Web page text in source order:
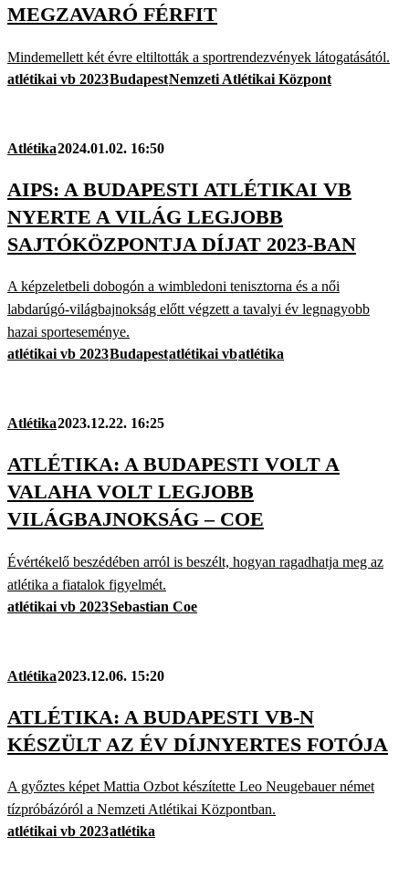
MEGZAVARÓ FÉRFIT
Mindemellett két évre eltiltották a sportrendezvények látogatásától.
atlétikai vb 2023BudapestNemzeti Atlétikai Központ
Atlétika2024.01.02. 16:50
AIPS: A BUDAPESTI ATLÉTIKAI VB
NYERTE A VILÁG LEGJOBB
SAJTÓKÖZPONTJA DÍJAT 2023-BAN
A képzeletbeli dobogón a wimbledoni tenisztorna és a női
labdarúgó-világbajnokság előtt végzett a tavalyi év legnagyobb
hazai sporteseménye.
atlétikai vb 2023Budapestatlétikai vbatlétika
Atlétika2023.12.22. 16:25
ATLÉTIKA: A BUDAPESTI VOLT A
VALAHA VOLT LEGJOBB
VILÁGBAJNOKSÁG – COE
Évértékelő beszédében arról is beszélt, hogyan ragadhatja meg az
atlétika a fiatalok figyelmét.
atlétikai vb 2023Sebastian Coe
Atlétika2023.12.06. 15:20
ATLÉTIKA: A BUDAPESTI VB-N
KÉSZÜLT AZ ÉV DÍJNYERTES FOTÓJA
A győztes képet Mattia Ozbot készítette Leo Neugebauer német
tízpróbázóról a Nemzeti Atlétikai Központban.
atlétikai vb 2023atlétika